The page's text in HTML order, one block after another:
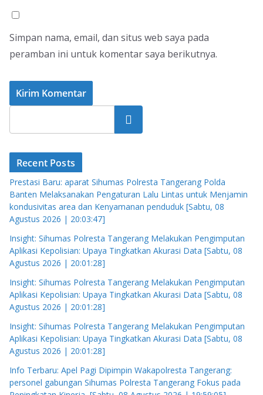
Simpan nama, email, dan situs web saya pada
peramban ini untuk komentar saya berikutnya.
Cari
Recent Posts
Prestasi Baru: aparat Sihumas Polresta Tangerang Polda
Banten Melaksanakan Pengaturan Lalu Lintas untuk Menjamin
kondusivitas area dan Kenyamanan penduduk [Sabtu, 08
Agustus 2026 | 20:03:47]
Insight: Sihumas Polresta Tangerang Melakukan Pengimputan
Aplikasi Kepolisian: Upaya Tingkatkan Akurasi Data [Sabtu, 08
Agustus 2026 | 20:01:28]
Insight: Sihumas Polresta Tangerang Melakukan Pengimputan
Aplikasi Kepolisian: Upaya Tingkatkan Akurasi Data [Sabtu, 08
Agustus 2026 | 20:01:28]
Insight: Sihumas Polresta Tangerang Melakukan Pengimputan
Aplikasi Kepolisian: Upaya Tingkatkan Akurasi Data [Sabtu, 08
Agustus 2026 | 20:01:28]
Info Terbaru: Apel Pagi Dipimpin Wakapolresta Tangerang:
personel gabungan Sihumas Polresta Tangerang Fokus pada